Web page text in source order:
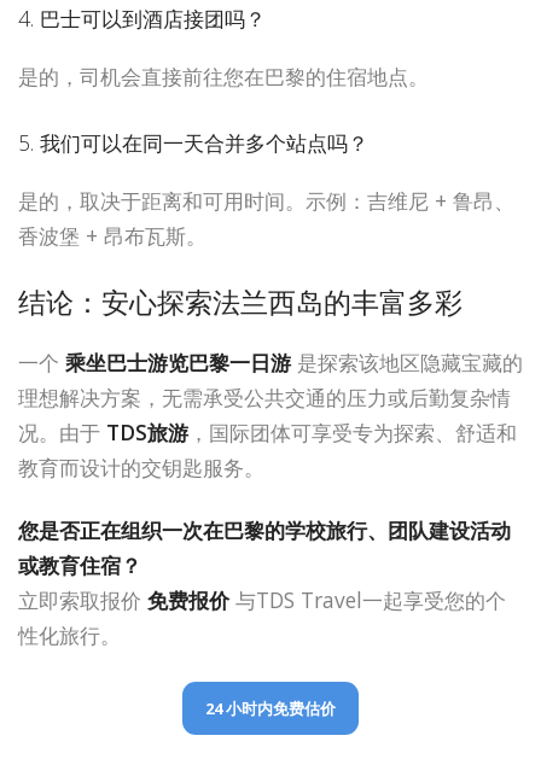
4. 巴士可以到酒店接团吗？
是的，司机会直接前往您在巴黎的住宿地点。
5. 我们可以在同一天合并多个站点吗？
是的，取决于距离和可用时间。示例：吉维尼 + 鲁昂、
香波堡 + 昂布瓦斯。
结论：安心探索法兰西岛的丰富多彩
一个 乘坐巴士游览巴黎一日游是探索该地区隐藏宝藏的
理想解决方案，无需承受公共交通的压力或后勤复杂情
况。由于 TDS旅游，国际团体可享受专为探索、舒适和
教育而设计的交钥匙服务。
您是否正在组织一次在巴黎的学校旅行、团队建设活动
或教育住宿？
立即索取报价 免费报价与TDS Travel一起享受您的个
性化旅行。
24 小时内免费估价